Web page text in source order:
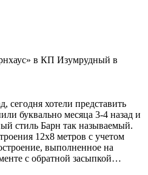
в КП Изумрудный в
сегодня хотели представить
буквально месяца 3-4 назад и
стиль Барн так называемый.
12х8 метров с учетом
выполненное на
с обратной засыпкой…